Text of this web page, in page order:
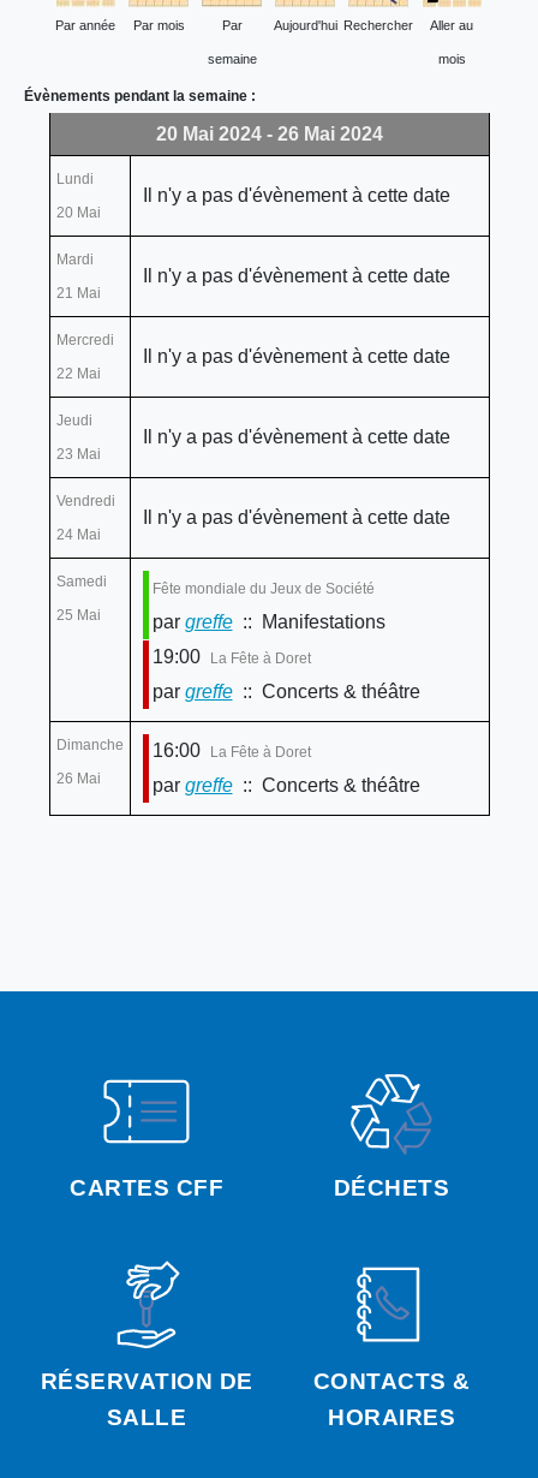
CARTES CFF DÉCHETS
RÉSERVATION DE
SALLE
CONTACTS &
HORAIRES
Par année Par mois Par
semaine
Aujourd'hui Rechercher Aller au
mois
Évènements pendant la semaine :
20 Mai 2024 - 26 Mai 2024
Lundi
20 Mai
Il n'y a pas d'évènement à cette date
Mardi
21 Mai
Il n'y a pas d'évènement à cette date
Mercredi
22 Mai
Il n'y a pas d'évènement à cette date
Jeudi
23 Mai
Il n'y a pas d'évènement à cette date
Vendredi
24 Mai
Il n'y a pas d'évènement à cette date
Samedi
25 Mai
Fête mondiale du Jeux de Société
par greffe:: Manifestations
19:00
La Fête à Doret
par greffe:: Concerts & théâtre
Dimanche
26 Mai
16:00 La Fête à Doret
par greffe:: Concerts & théâtre